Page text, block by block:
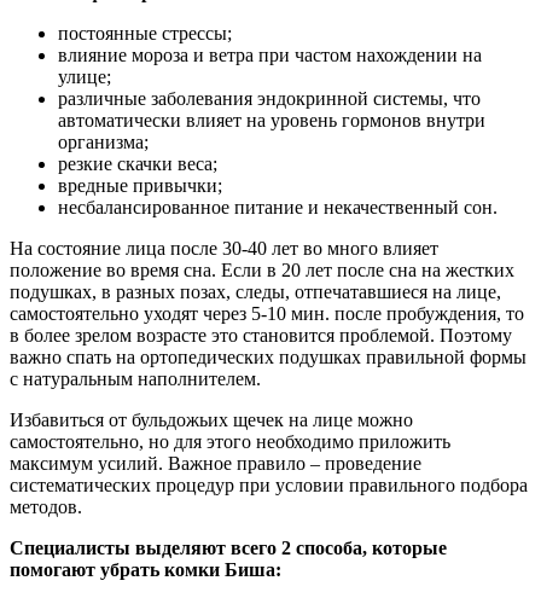
постоянные стрессы;
влияние мороза и ветра при частом нахождении на
улице;
различные заболевания эндокринной системы, что
автоматически влияет на уровень гормонов внутри
организма;
резкие скачки веса;
вредные привычки;
несбалансированное питание и некачественный сон.
На состояние лица после 30-40 лет во много влияет
положение во время сна. Если в 20 лет после сна на жестких
подушках, в разных позах, следы, отпечатавшиеся на лице,
самостоятельно уходят через 5-10 мин. после пробуждения, то
в более зрелом возрасте это становится проблемой. Поэтому
важно спать на ортопедических подушках правильной формы
с натуральным наполнителем.
Избавиться от бульдожьих щечек на лице можно
самостоятельно, но для этого необходимо приложить
максимум усилий. Важное правило – проведение
систематических процедур при условии правильного подбора
методов.
Специалисты выделяют всего 2 способа, которые
помогают убрать комки Биша: